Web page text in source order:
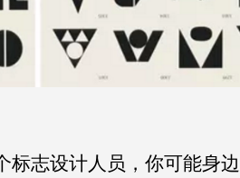
标志设计人员，你可能身